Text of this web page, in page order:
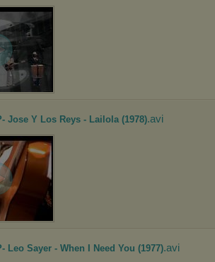
Jose Y Los Reys - Lailola (1978).avi
Leo Sayer - When I Need You (1977).avi